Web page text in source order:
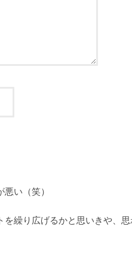
い（笑）
繰り広げるかと思いきや、